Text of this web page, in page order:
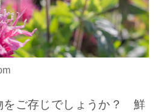
をご存じでしょうか？ 鮮